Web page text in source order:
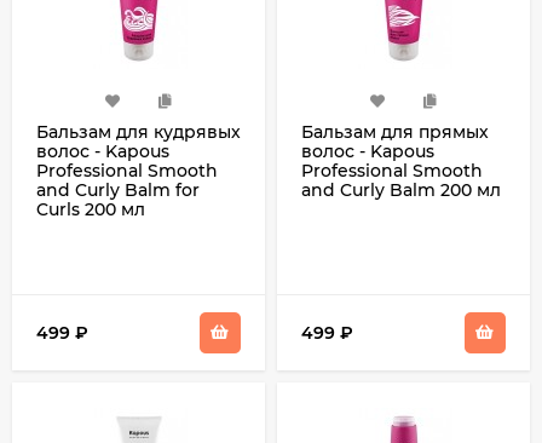
Бальзам для кудрявых
волос - Kapous
Professional Smooth
and Curly Balm for
Curls 200 мл
499 ₽
Бальзам для прямых
волос - Kapous
Professional Smooth
and Curly Balm 200 мл
499 ₽